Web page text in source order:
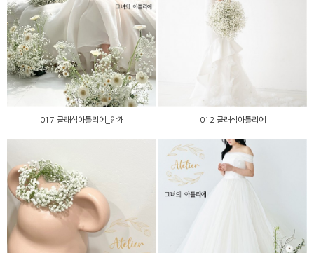
017 클래식아틀리에_안개
017 클래식아틀리에_안개
012 클래식아틀리에
012 클래식아틀리에
010 클래식아틀리에 009 클래식아틀리에